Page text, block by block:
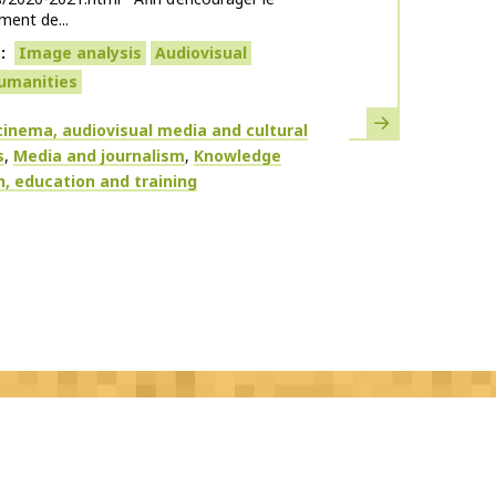
de...
Image analysis
Audiovisual
audiovisual media and cultural
Media and journalism Knowledge
education and training
Learn more